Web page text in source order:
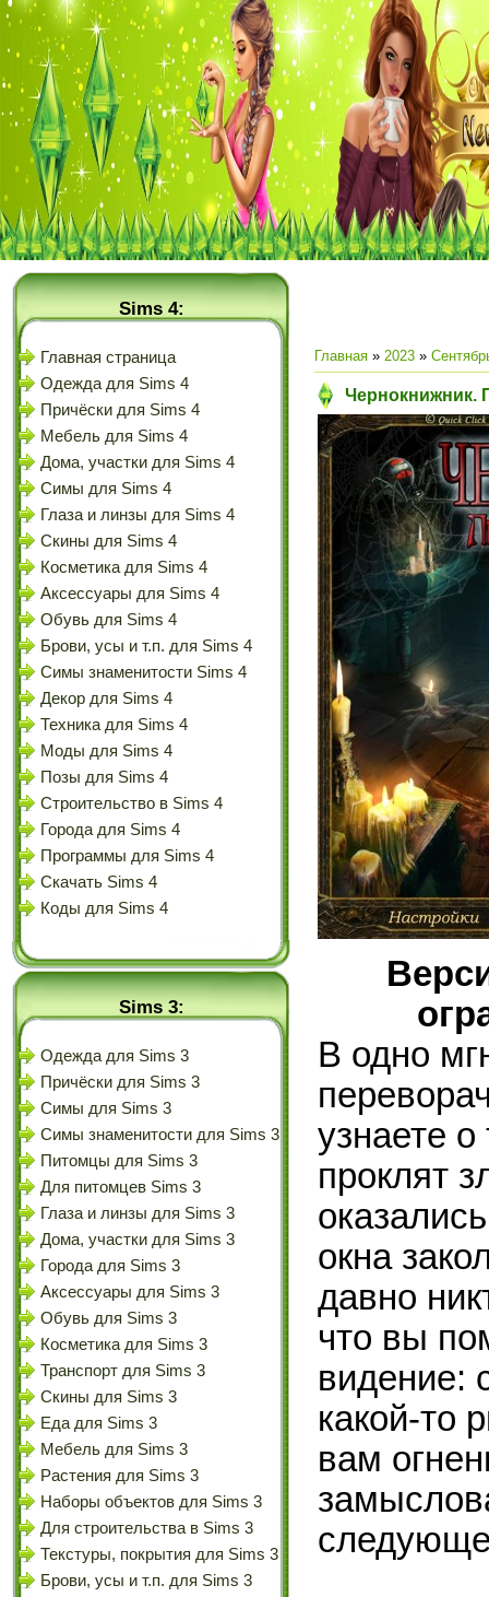
Sims 4:
Главная страница
Одежда для Sims 4
Причёски для Sims 4
Мебель для Sims 4
Дома, участки для Sims 4
Симы для Sims 4
Глаза и линзы для Sims 4
Скины для Sims 4
Косметика для Sims 4
Аксессуары для Sims 4
Обувь для Sims 4
Брови, усы и т.п. для Sims 4
Симы знаменитости Sims 4
Декор для Sims 4
Техника для Sims 4
Моды для Sims 4
Позы для Sims 4
Строительство в Sims 4
Города для Sims 4
Программы для Sims 4
Скачать Sims 4
Коды для Sims 4
Sims 3:
Одежда для Sims 3
Причёски для Sims 3
Симы для Sims 3
Симы знаменитости для Sims 3
Питомцы для Sims 3
Для питомцев Sims 3
Глаза и линзы для Sims 3
Дома, участки для Sims 3
Города для Sims 3
Аксессуары для Sims 3
Обувь для Sims 3
Косметика для Sims 3
Транспорт для Sims 3
Скины для Sims 3
Еда для Sims 3
Мебель для Sims 3
Растения для Sims 3
Наборы объектов для Sims 3
Для строительства в Sims 3
Текстуры, покрытия для Sims 3
Брови, усы и т.п. для Sims 3
Главная » 2023 »
Чернокнижник.
В одно
узнаете
проклят
окна
давно
что вы
видение:
какой-то
вам